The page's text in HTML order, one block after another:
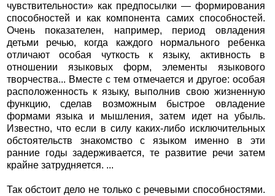
чувствительности» как предпосылки — формирования
способностей и как компонента самих способностей.
Очень показателен, например, период овладения
детьми речью, когда каждого нормального ребенка
отличают особая чуткость к языку, активность в
отношении языковых форм, элементы языкового
творчества... Вместе с тем отмечается и другое: особая
расположенность к языку, выполнив свою жизненную
функцию, сделав возможным быстрое овладение
формами языка и мышления, затем идет на убыль.
Известно, что если в силу каких-либо исключительных
обстоятельств знакомство с языком именно в эти
ранние годы задерживается, те развитие речи затем
крайне затрудняется. ...
Так обстоит дело не только с речевыми способностями.